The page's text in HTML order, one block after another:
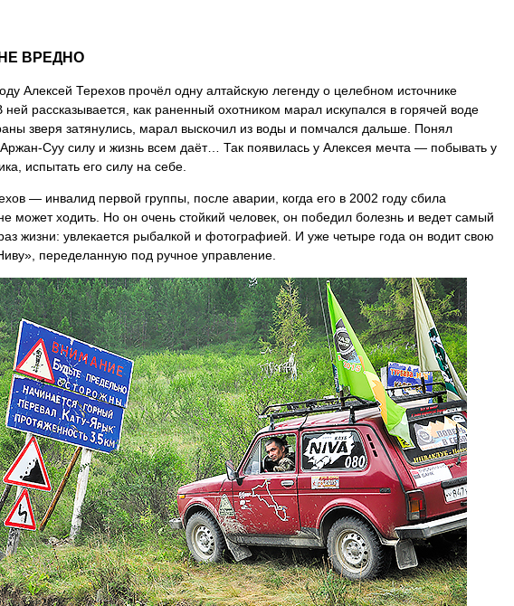
ВРЕДНО
Алексей Терехов прочёл одну алтайскую легенду о целебном источнике
рассказывается, как раненный охотником марал искупался в горячей воде
зверя затянулись, марал выскочил из воды и помчался дальше. Понял
Аржан-Суу силу и жизнь всем даёт… Так появилась у Алексея мечта — побывать у
испытать его силу на себе.
— инвалид первой группы, после аварии, когда его в 2002 году сбила
может ходить. Но он очень стойкий человек, он победил болезнь и ведет самый
жизни: увлекается рыбалкой и фотографией. И уже четыре года он водит свою
переделанную под ручное управление.